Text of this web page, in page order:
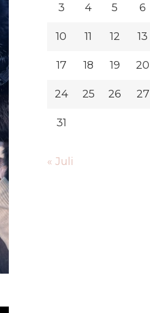
3 4 5 6
10 11 12 13
17 18 19 20
24 25 26 27
31
« Juli